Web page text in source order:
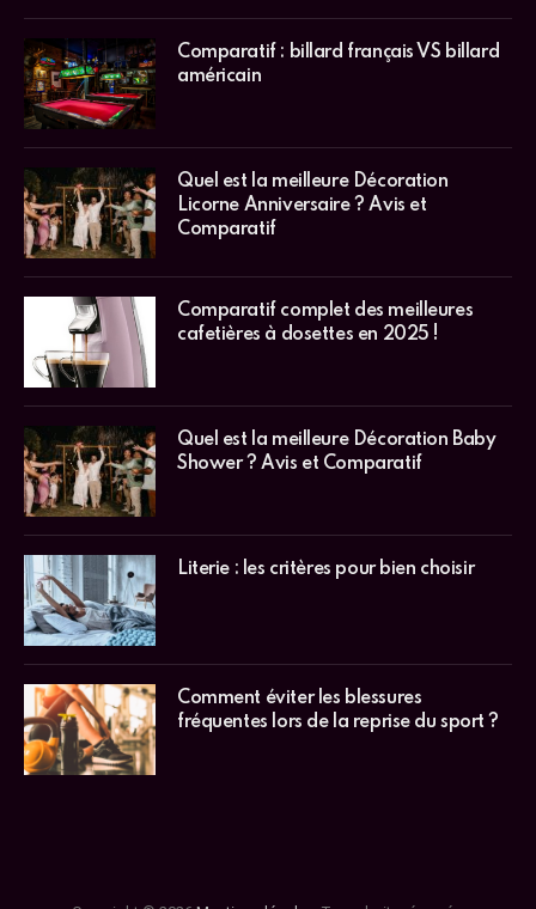
Comparatif : billard français VS billard
américain
Quel est la meilleure Décoration
Licorne Anniversaire ? Avis et
Comparatif
Comparatif complet des meilleures
cafetières à dosettes en 2025 !
Quel est la meilleure Décoration Baby
Shower ? Avis et Comparatif
Literie : les critères pour bien choisir
Comment éviter les blessures
fréquentes lors de la reprise du sport ?